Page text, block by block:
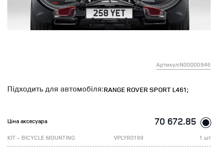
Артикул:N00000946
Підходить для автомобіля:RANGE ROVER SPORT L461;
Ціна аксесуара 70 672.85
KIT - BICYCLE MOUNTING VPLYR0199 1 шт